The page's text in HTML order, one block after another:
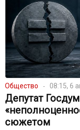
Общество 08:15, 6
Депутат
сюжетом